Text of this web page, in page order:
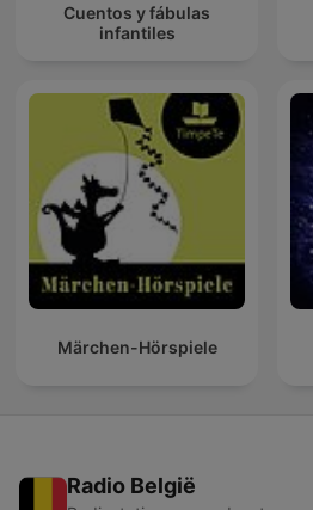
Cuentos y fábulas
infantiles
Märchen-Hörspiele
Radio België